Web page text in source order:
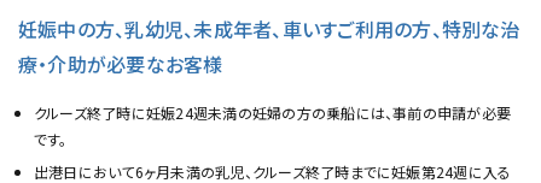
妊娠中の方、乳幼児、未成年者、車いすご利用の方、特別な治
療・介助が必要なお客様
クルーズ終了時に妊娠24週未満の妊婦の方の乗船には、事前の申請が必要
です。
出港日において6ヶ月未満の乳児、クルーズ終了時までに妊娠第24週に入る